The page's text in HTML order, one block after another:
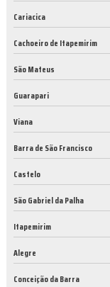
Cariacica
Cachoeiro de Itapemirim
São Mateus
Guarapari
Viana
Barra de São Francisco
Castelo
São Gabriel da Palha
Itapemirim
Alegre
Conceição da Barra